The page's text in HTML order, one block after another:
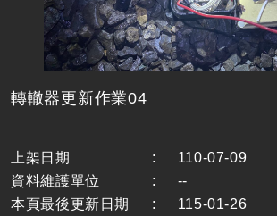
轉轍器更新作業04
上架日期 :
110-07-09
資料維護單位
:
--
本頁最後更新日期
: 115-01-26